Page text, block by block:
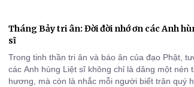
Tháng Bảy tri ân: Đời đời nhớ ơn các Anh
sĩ
Trong tinh thần tri ân và báo ân của đạo Phật,
các Anh hùng Liệt sĩ không chỉ là dâng một nén
hương, mà còn là nhắc mỗi người biết trân quý